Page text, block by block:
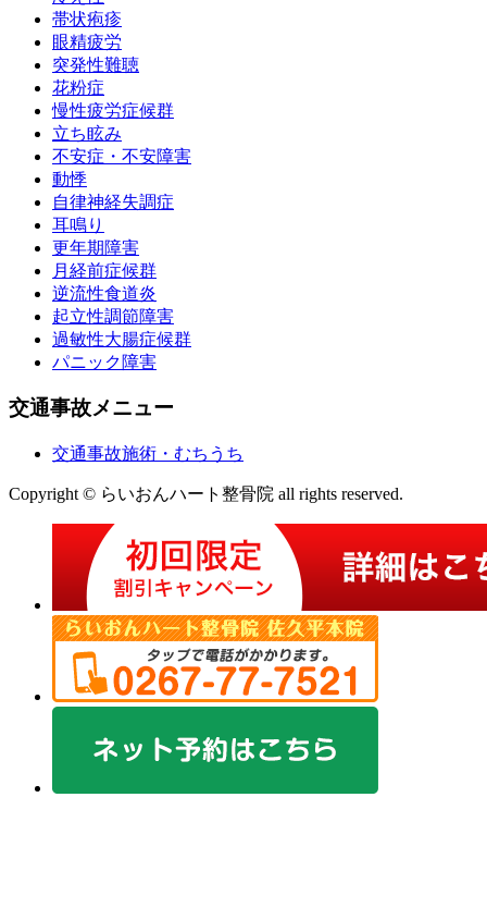
帯状疱疹
眼精疲労
突発性難聴
花粉症
慢性疲労症候群
立ち眩み
不安症・不安障害
動悸
自律神経失調症
耳鳴り
更年期障害
月経前症候群
逆流性食道炎
起立性調節障害
過敏性大腸症候群
パニック障害
交通事故メニュー
交通事故施術・むちうち
Copyright © らいおんハート整骨院 all rights reserved.